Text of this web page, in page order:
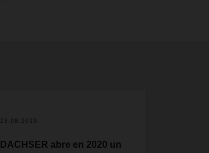
23.08.2019
DACHSER abre en 2020 un